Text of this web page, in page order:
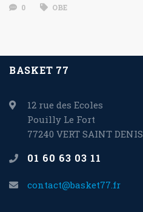
0 OBE
BASKET 77
12 rue des Ecoles
Pouilly Le Fort
77240 VERT SAINT DENIS
01 60 63 03 11
contact@basket77.fr